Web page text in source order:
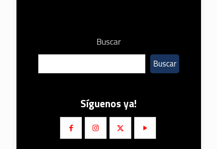
Buscar
Buscar
Síguenos ya!